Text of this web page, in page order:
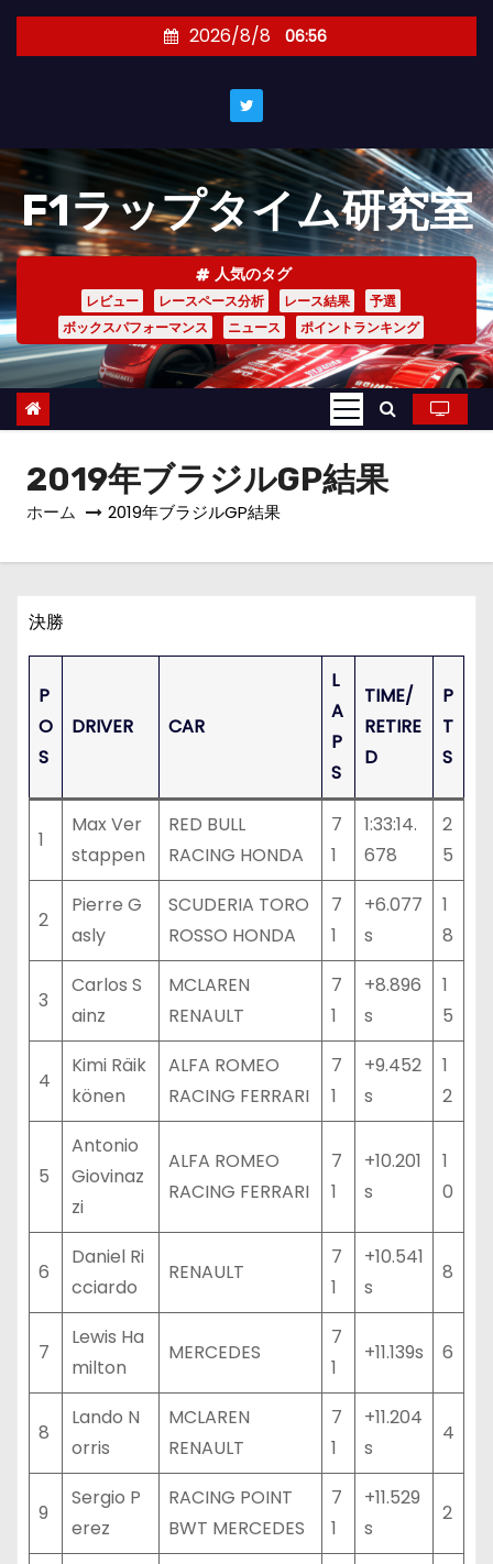
キ
ッ
プ
2026/8/8 06:56
F1ラップタイム研究室
人気のタグ
レビュー レースペース分析 レース結果
予選
ボックスパフォーマンス
ニュース ポイントランキング
2019年ブラジルGP結果
ホーム 2019年ブラジルGP結果
決勝
P
O
S
DRIVER CAR
L
A
P
S
TIME/
RETIRE
D
P
T
S
1
Max Ver
stappen
RED BULL
RACING HONDA
7
1
1:33:14.
678
2
5
2
Pierre G
asly
SCUDERIA TORO
ROSSO HONDA
7
1
+6.077
s
1
8
3
Carlos S
ainz
MCLAREN
RENAULT
7
1
+8.896
s
1
5
4
Kimi Räik
könen
ALFA ROMEO
RACING FERRARI
7
1
+9.452
s
1
2
5
Antonio
Giovinaz
zi
ALFA ROMEO
RACING FERRARI
7
1
+10.201
s
1
0
6
Daniel Ri
cciardo
RENAULT
7
1
+10.541
s
8
7
Lewis Ha
milton
MERCEDES
7
1
+11.139s 6
8
Lando N
orris
MCLAREN
RENAULT
7
1
+11.204
s
4
9
Sergio P
erez
RACING POINT
BWT MERCEDES
7
1
+11.529
s
2